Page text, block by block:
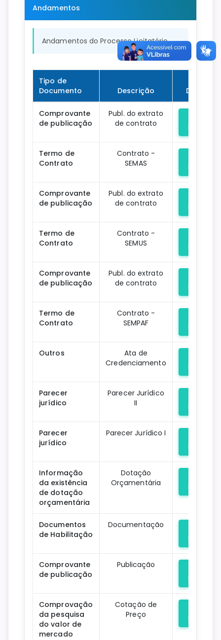
Andamentos
Andamentos do Processo Licitatório
Tipo de
Documento
Descrição
Comprovante
de publicação
Publ. do extrato
de contrato
Download
Termo de
Contrato
Contrato -
SEMAS
Download
Comprovante
de publicação
Publ. do extrato
de contrato
Download
Termo de
Contrato
Contrato -
SEMUS
Download
Comprovante
de publicação
Publ. do extrato
de contrato
Download
Termo de
Contrato
Contrato -
SEMPAF
Download
Outros
Ata de
Credenciamento
Download
Parecer
jurídico
Parecer Jurídico
II
Download
Parecer
jurídico
Parecer Jurídico I
Download
Informação
da existência
de dotação
orçamentária
Dotação
Orçamentária
Download
Documentos
de Habilitação
Documentação
Download
Comprovante
de publicação
Publicação
Download
Comprovação
da pesquisa
do valor de
mercado
Cotação de
Preço
Download